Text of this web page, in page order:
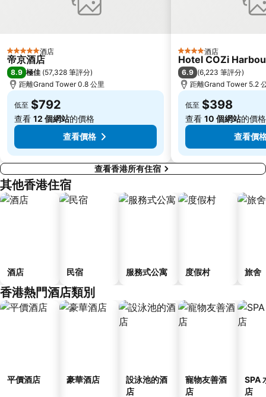
Causeway Bay Metro Station
大梅沙海濱公園
鹽田區
Lamma Island
香港屯門
Tin Hau Metro Station
金銀島酒店站
羅湖邊界過境站
5 星級 酒店
帝京酒店
8.9 極佳 (57,328 筆評分)
距離Grand Tower 0.8 公里
低至 $792
查看 12 個網站的價格
查看價格
4 星級 酒店
Hotel COZi
6.9 (6,223 筆評分)
距離Grand Tower 5.2
低至 $398
查看 10 個網站的價格
查看價
查看香港所有住宿
其他香港住宿
酒店 民宿 服務式公寓 度假村 旅舍
香港熱門酒店類別
平價酒店 豪華酒店
設泳池的酒
店
寵物友善酒
店
SPA
店